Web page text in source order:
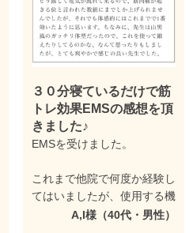
３０分寝ているだけで筋
トレ効果EMSの感想を頂
きました♪
EMSを受けました。
これまで他院で何度か経験し
てはいましたが、使用する機
材と使用効果の説明はこれま
A,I様（40代・男性）